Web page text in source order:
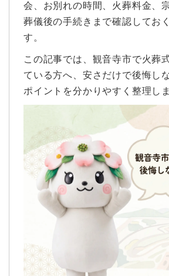
会、お別れの時間、火葬料金、
葬儀後の手続きまで確認してお
す。
この記事では、観音寺市で火葬
ている方へ、安さだけで後悔し
ポイントを分かりやすく整理しま